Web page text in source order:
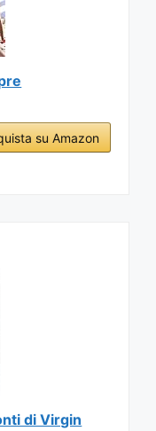
su Amazon
di Virgin